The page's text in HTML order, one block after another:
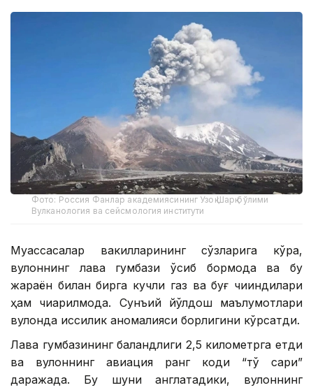
Фото: Россия Фанлар академиясининг Узоқ Шарқ бўлими
Вулканология ва сейсмология институти
Муассасалар вакилларининг сўзларига кўра,
вулқоннинг лава гумбази ўсиб бормоқда ва бу
жараён билан бирга кучли газ ва буғ чиқиндилари
ҳам чиқарилмоқда. Сунъий йўлдош маълумотлари
вулқонда иссиқлик аномалияси борлигини кўрсатди.
Лава гумбазининг баландлиги 2,5 километрга етди
ва вулқоннинг авиация ранг коди “тўқ сариқ”
даражада. Бу шуни англатадики, вулқоннинг